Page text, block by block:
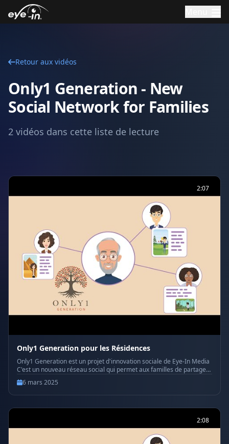
Retour aux vidéos
Only1 Generation - New
Social Network for Families
2 vidéos dans cette liste de lecture
2:07
Only1 Generation pour les Résidences
Only1 Generation est un projet d'innovation sociale de Eye-In Media
C'est un nouveau réseau social qui permet aux familles de partager
des actualités, des photos, des rappels et d'organiser des
événements dans un espace privé dédié. Toutes ces informations
sont ensuite regroupées dans un journal personnalisé et imprimé
et gardez les personnes âgées plus heureuses ! Visitez
6 mars 2025
2:08